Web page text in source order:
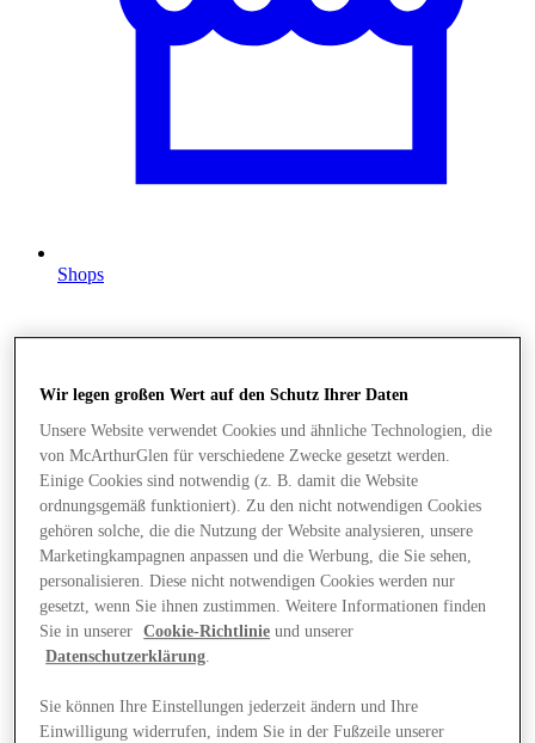
Shops
Wir legen großen Wert auf den Schutz Ihrer Daten
Unsere Website verwendet Cookies und ähnliche Technologien, die
von McArthurGlen für verschiedene Zwecke gesetzt werden.
Einige Cookies sind notwendig (z. B. damit die Website
ordnungsgemäß funktioniert). Zu den nicht notwendigen Cookies
gehören solche, die die Nutzung der Website analysieren, unsere
Marketingkampagnen anpassen und die Werbung, die Sie sehen,
personalisieren. Diese nicht notwendigen Cookies werden nur
gesetzt, wenn Sie ihnen zustimmen. Weitere Informationen finden
Sie in unserer
Cookie-Richtlinie und unserer
Datenschutzerklärung.
Sie können Ihre Einstellungen jederzeit ändern und Ihre
Einwilligung widerrufen, indem Sie in der Fußzeile unserer